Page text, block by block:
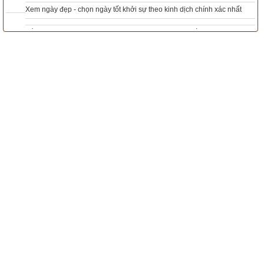
Xem ngày đẹp - chọn ngày tốt khởi sự theo kinh dịch chính xác nhất
Tổng Kho Sim Năm sinh 0x - 9x - 8x -7x -6x giá rẻ nhất thị trường - Click xem